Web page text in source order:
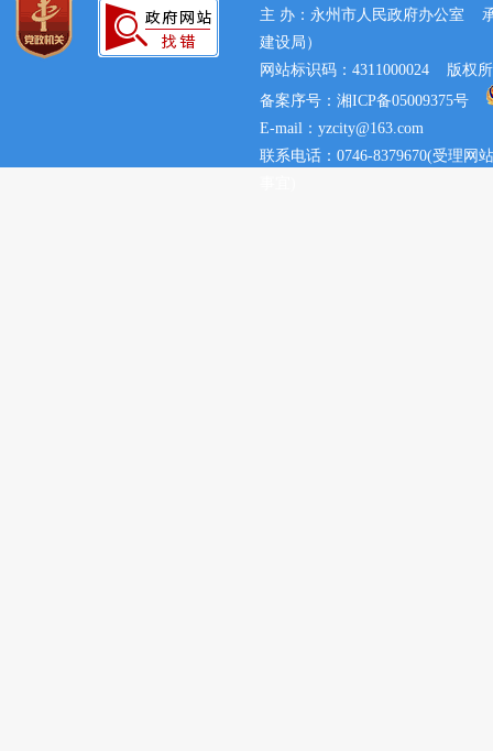
主 办：永州市人民政府办公室
建设局）
网站标识码：4311000024 版权
备案序号：湘ICP备05009375号
E-mail：yzcity@163.com
联系电话：0746-8379670(受理网